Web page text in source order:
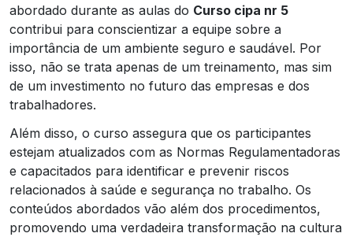
abordado durante as aulas do Curso cipa nr 5
contribui para conscientizar a equipe sobre a
importância de um ambiente seguro e saudável. Por
isso, não se trata apenas de um treinamento, mas sim
de um investimento no futuro das empresas e dos
trabalhadores.
Além disso, o curso assegura que os participantes
estejam atualizados com as Normas Regulamentadoras
e capacitados para identificar e prevenir riscos
relacionados à saúde e segurança no trabalho. Os
conteúdos abordados vão além dos procedimentos,
promovendo uma verdadeira transformação na cultura